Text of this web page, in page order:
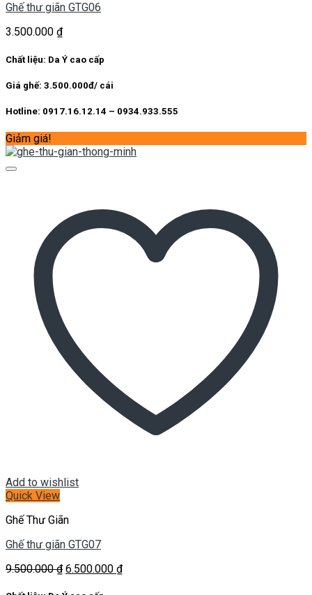
Ghế thư giãn GTG06
3.500.000 ₫
Chất liệu: Da Ý cao cấp
Giá ghế: 3.500.000đ/ cái
Hotline: 0917.16.12.14 – 0934.933.555
Giảm giá!
Add to wishlist
Quick View
Ghế Thư Giãn
Ghế thư giãn GTG07
9.500.000₫ Giá
6.500.000 ₫Giá